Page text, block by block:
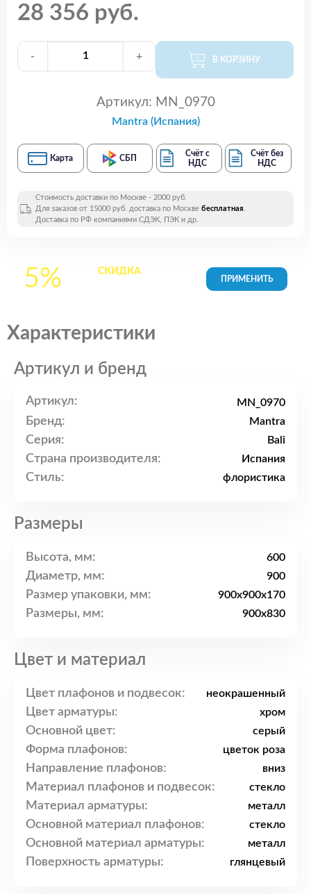
28 356 руб.
- + В КОРЗИНУ
Артикул: MN_0970
Mantra (Испания)
Карта СБП
Счёт с
НДС
Счёт без
НДС
Стоимость доставки по Москве - 2000 руб.
Для заказов от 15000 руб. доставка по Москве бесплатная.
Доставка по РФ компаниями СДЭК, ПЭК и др.
5% СКИДКАна все
Характеристики
Артикул и бренд
Артикул: MN_0970
Бренд: Mantra
Серия: Bali
Страна производителя: Испания
Стиль: флористика
Размеры
Высота, мм: 600
Диаметр, мм: 900
Размер упаковки, мм: 900x900x170
Размеры, мм: 900x830
Цвет и материал
Цвет плафонов и подвесок: неокрашенный
Цвет арматуры: хром
Основной цвет: серый
Форма плафонов: цветок роза
Направление плафонов: вниз
Материал плафонов и подвесок: стекло
Материал арматуры: металл
Основной материал плафонов: стекло
Основной материал арматуры: металл
Поверхность арматуры: глянцевый